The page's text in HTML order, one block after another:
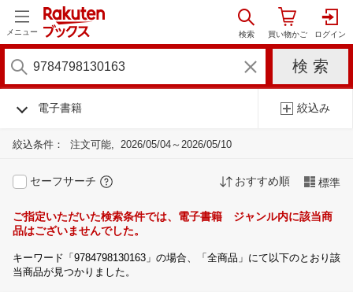
メニュー
電子書籍 絞込み
絞込条件： 注文可能 2026/05/04～2026/05/10
セーフサーチ おすすめ順 標準
ご指定いただいた検索条件では、電子書籍 ジャンル内に該当商
品はございませんでした。
キーワード「9784798130163」の場合、「全商品」にて以下のとおり該
当商品が見つかりました。